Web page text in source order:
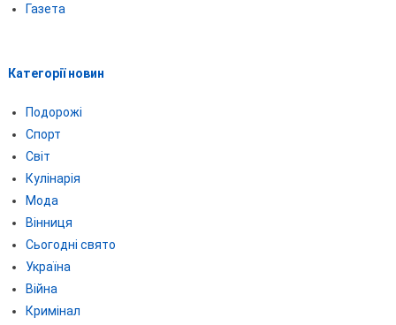
Газета
Категорії новин
Подорожі
Спорт
Світ
Кулінарія
Мода
Вінниця
Сьогодні свято
Україна
Війна
Кримінал